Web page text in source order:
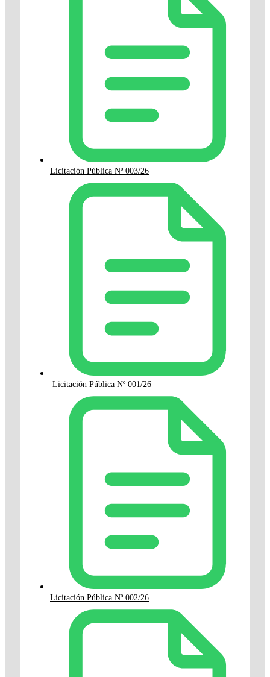
Licitación Pública Nº 003/26
Licitación Pública Nº 001/26
Licitación Pública Nº 002/26